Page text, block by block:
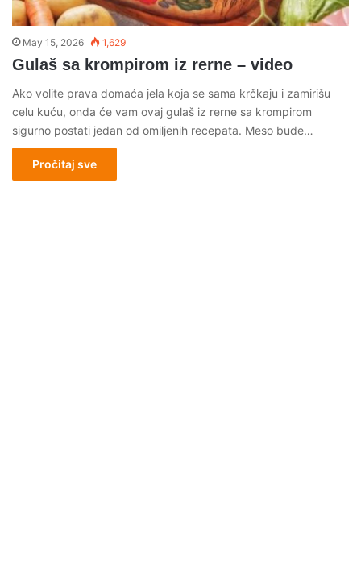
May 15, 2026 1,629
Gulaš sa krompirom iz rerne – video
Ako volite prava domaća jela koja se sama krčkaju i zamirišu
celu kuću, onda će vam ovaj gulaš iz rerne sa krompirom
sigurno postati jedan od omiljenih recepata. Meso bude…
Pročitaj sve